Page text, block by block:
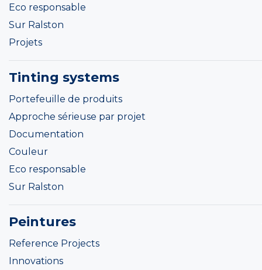
Eco responsable
Sur Ralston
Projets
Tinting systems
Portefeuille de produits
Approche sérieuse par projet
Documentation
Couleur
Eco responsable
Sur Ralston
Peintures
Reference Projects
Innovations